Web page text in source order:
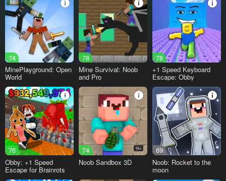
74
MinePlayground: Open
World
78
Mine Survival: Noob
and Pro
78
+1 Speed Keyboard
Escape: Obby
76
Obby: +1 Speed
Escape for Brainrots
74 16+
Noob Sandbox 3D
69
Noob: Rocket to the
moon